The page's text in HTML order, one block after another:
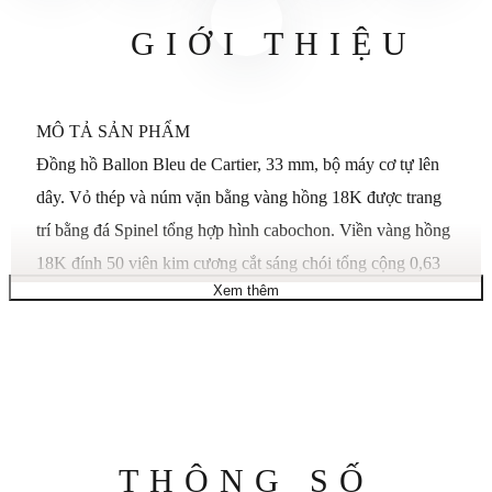
GIỚI THIỆU
MÔ TẢ SẢN PHẨM
Đồng hồ Ballon Bleu de Cartier, 33 mm, bộ máy cơ tự lên
dây. Vỏ thép và núm vặn bằng vàng hồng 18K được trang
trí bằng đá Spinel tổng hợp hình cabochon. Viền vàng hồng
18K đính 50 viên kim cương cắt sáng chói tổng cộng 0,63
carat. Mặt số flinqué 12 vùng, kim hình thanh kiếm bằng
Nổi như một quả bóng bay và có màu xanh lam như chiếc
Xem thêm
THÔNG SỐ